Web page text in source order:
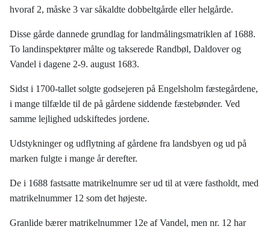
hvoraf 2, måske 3 var såkaldte dobbeltgårde eller helgårde.
Disse gårde dannede grundlag for landmålingsmatriklen af 1688.
To landinspektører målte og takserede Randbøl, Daldover og
Vandel i dagene 2-9. august 1683.
Sidst i 1700-tallet solgte godsejeren på Engelsholm fæstegårdene,
i mange tilfælde til de på gårdene siddende fæstebønder. Ved
samme lejlighed udskiftedes jordene.
Udstykninger og udflytning af gårdene fra landsbyen og ud på
marken fulgte i mange år derefter.
De i 1688 fastsatte matrikelnumre ser ud til at være fastholdt, med
matrikelnummer 12 som det højeste.
Granlide bærer matrikelnummer 12e af Vandel, men nr. 12 har